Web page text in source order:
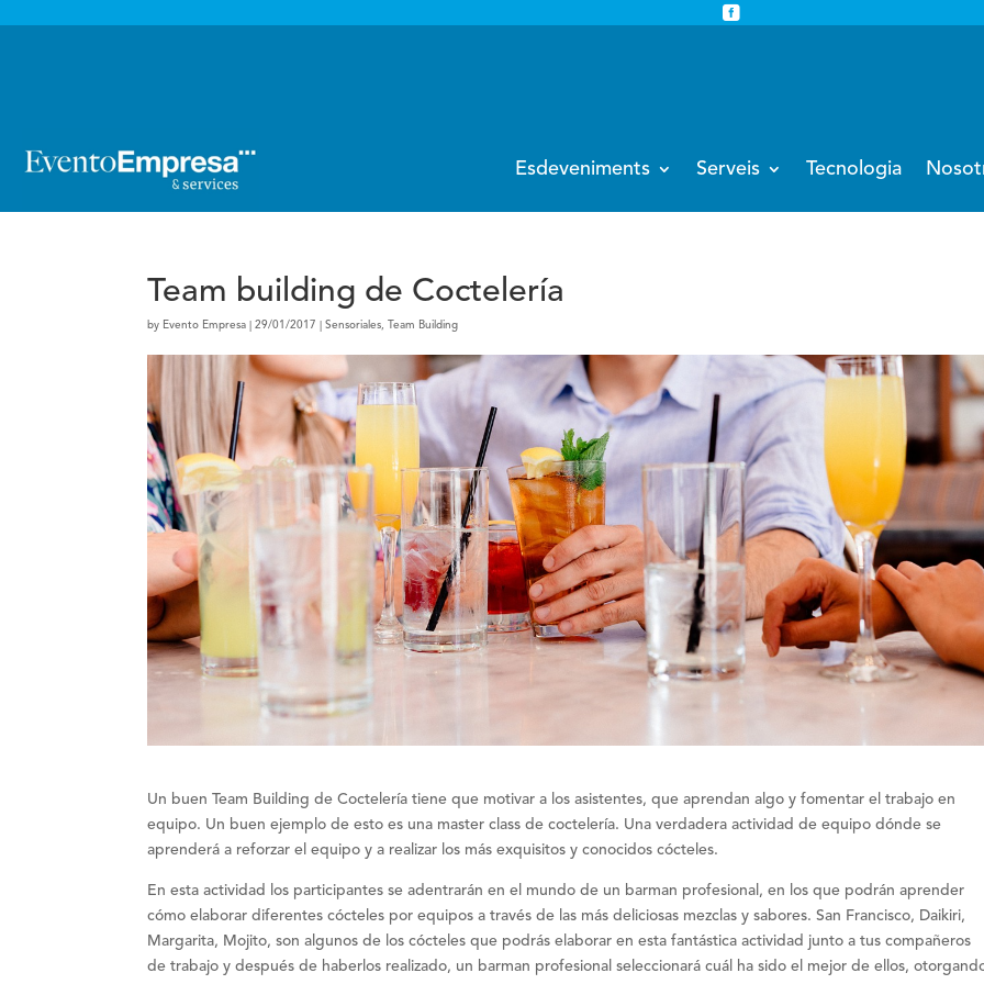

Esdeveniments Serveis Tecnologia
Team building de Coctelería
by Evento Empresa |29/01/2017 |Sensoriales, Team Building
Un buenTeam Building de Coctelería tiene que motivar a los asistentes, queaprendan algo y fomentar eltrabajo en
equipo. Un buen ejemplo de esto es una master class de coctelería. Una verdadera actividad de equipo dónde se
aprenderá a reforzar el equipo y a realizar los más exquisitos y conocidos cócteles.
En esta actividad los participantes se adentrarán en el mundo de un barman profesional , en los que podrán aprender
cómo elaborar diferentes cócteles por equipos a través de las más deliciosas mezclas y sabores. San Francisco, Daikiri,
Margarita, Mojito, son algunos de los cócteles que podrás elaborar en esta fantástica actividad junto a tuscompañeros
de trabajo y después de haberlos realizado, un barman profesional seleccionará cuál ha sido el mejor de ellos,